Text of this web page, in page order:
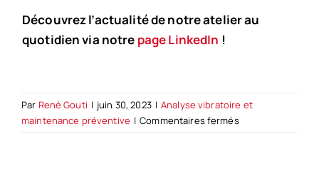
Découvrez l’actualité de notre atelier au
quotidien via notre page LinkedIn !
Par René Gouti | juin 30, 2023 | Analyse vibratoire et
maintenance préventive | Commentaires ferméssur